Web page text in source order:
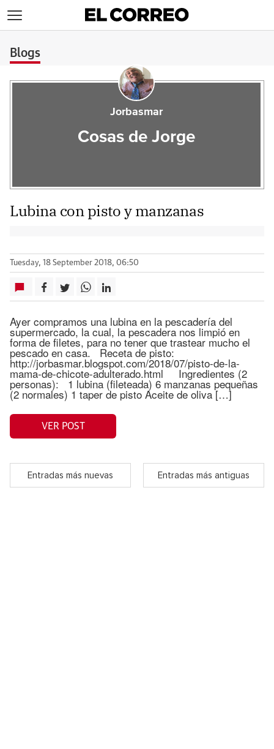
Blogs
Jorbasmar
Cosas de Jorge
Lubina con pisto y manzanas
Tuesday, 18 September 2018, 06:50
Ayer compramos una lubina en la pescadería del
supermercado, la cual, la pescadera nos limpió en
forma de filetes, para no tener que trastear mucho el
pescado en casa. Receta de pisto:
http://jorbasmar.blogspot.com/2018/07/pisto-de-la-
mama-de-chicote-adulterado.html Ingredientes (2
personas): 1 lubina (fileteada) 6 manzanas pequeñas
(2 normales) 1 taper de pisto Aceite de oliva […]
VER POST
Entradas más nuevas Entradas más antiguas